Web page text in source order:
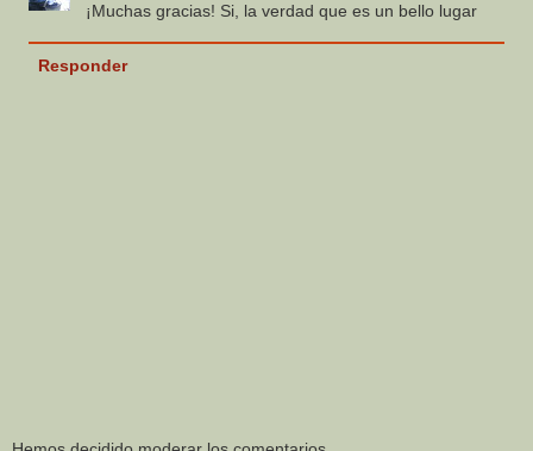
¡Muchas gracias! Si, la verdad que es un bello lugar
Responder